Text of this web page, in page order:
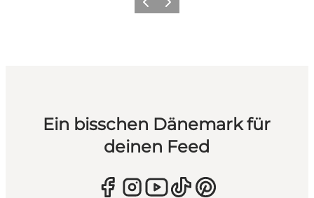
ZurückWeiter
Ein bisschen Dänemark für
deinen Feed